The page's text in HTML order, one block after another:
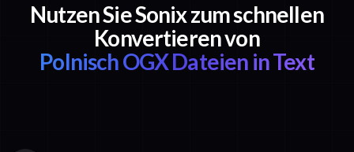
Nutzen Sie Sonix zum schnellen
Konvertieren von
Polnisch OGX Dateien in Text